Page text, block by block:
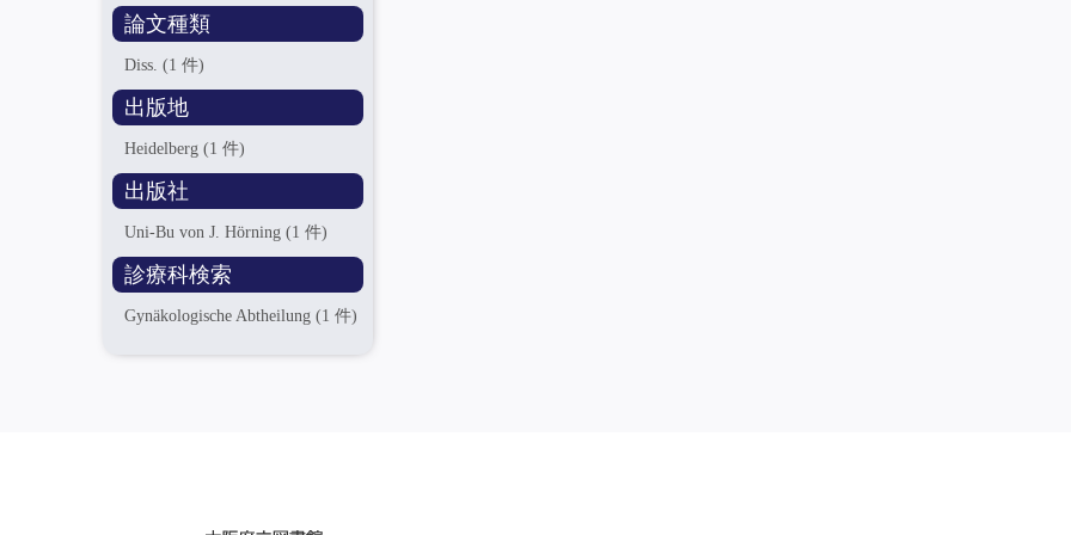
論文種類
Diss.(1 件)
出版地
Heidelberg(1 件)
出版社
Uni-Bu von J. Hörning(1 件)
診療科検索
Gynäkologische Abtheilung(1 件)